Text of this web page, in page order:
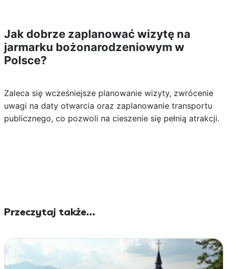
Jak dobrze zaplanować wizytę na
jarmarku bożonarodzeniowym w
Polsce?
Zaleca się wcześniejsze planowanie wizyty, zwrócenie
uwagi na daty otwarcia oraz zaplanowanie transportu
publicznego, co pozwoli na cieszenie się pełnią atrakcji.
Przeczytaj także...